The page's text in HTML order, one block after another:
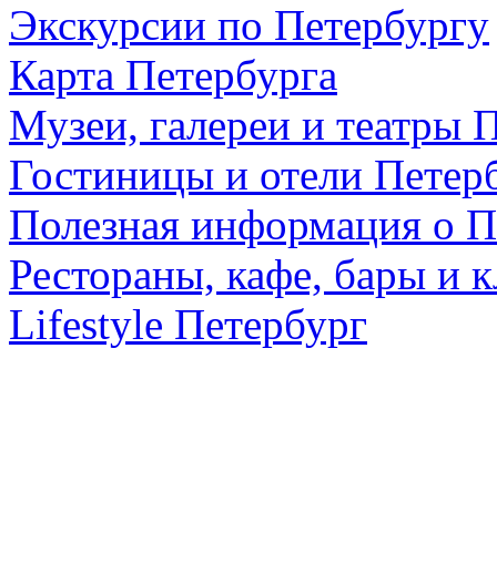
Экскурсии по Петербургу
Карта Петербурга
Музеи, галереи и театры
Гостиницы и отели
Полезная информация о
Рестораны, кафе, бары и
Lifestyle Петербург